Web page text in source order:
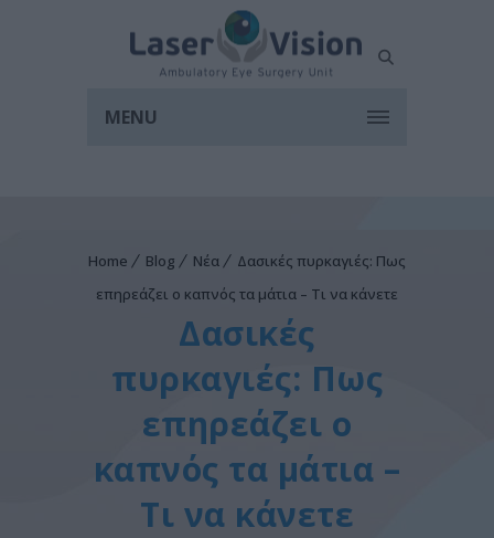
MENU
Home Blog Νέα
Δασικές πυρκαγιές: Πως
επηρεάζει ο καπνός τα μάτια – Τι να κάνετε
Δασικές
πυρκαγιές: Πως
επηρεάζει ο
καπνός τα μάτια –
Τι να κάνετε